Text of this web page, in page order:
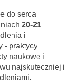
do serca
20-21
i
- praktycy
naukowe i
najskuteczniej i